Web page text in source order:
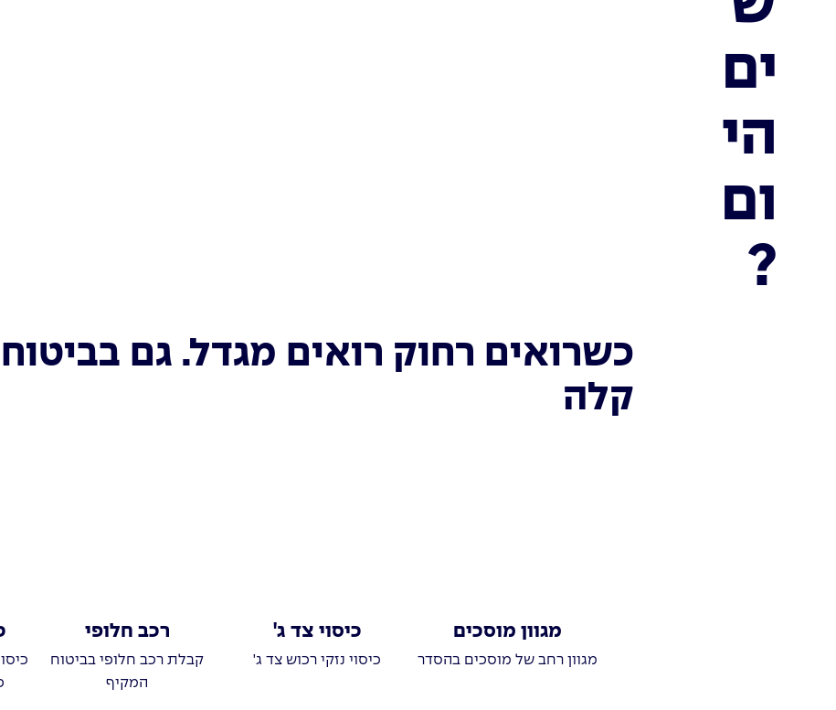
כשרואים רחוק רואים מגדל. גם
קלה
מגוון מוסכים
מגוון רחב של מוסכים בהסדר
כיסוי צד ג'
כיסוי נזקי רכוש צד ג'
רכב חלופי
קבלת רכב חלופי בביטוח
המקיף
ים
הי
ום
?